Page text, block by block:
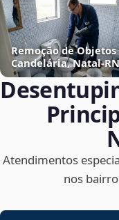
Remoção de
Candelária, Natal‑RN
Atendimentos
nos